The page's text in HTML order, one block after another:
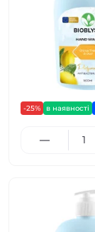
-25% в наявності